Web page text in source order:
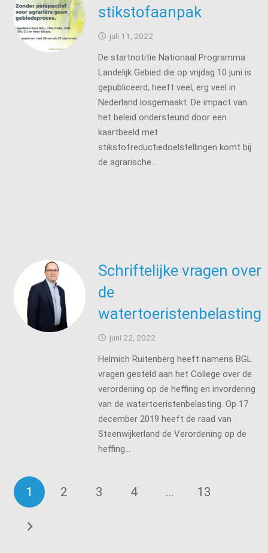
stikstofaanpak
juli 11, 2022
De startnotitie Nationaal Programma
Landelijk Gebied die op vrijdag 10 juni is
gepubliceerd, heeft veel, erg veel in
Nederland losgemaakt. De impact van
het beleid ondersteund door een
kaartbeeld met
stikstofreductiedoelstellingen komt bij
de agrarische…
Schriftelijke vragen over
de
watertoeristenbelasting
juni 22, 2022
Helmich Ruitenberg heeft namens BGL
vragen gesteld aan het College over de
verordening op de heffing en invordering
van de watertoeristenbelasting. Op 17
december 2019 heeft de raad van
Steenwijkerland de Verordening op de
heffing…
1 2 3 4 … 13